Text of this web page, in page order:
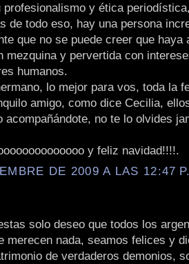
profesionalismo y ética
de todo eso, hay una persona
que no se puede creer que haya
mezquina y pervertida con
humanos.
lo mejor para vos, toda la
amigo, como dice Cecilia,
acompañándote, no te lo olvides
y feliz navidad!!!!.
DE 2009 A LAS 12:47
solo deseo que todos los
merecen nada, seamos felices y
de verdaderos demonios,